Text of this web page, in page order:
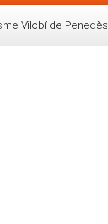
Vilobí de Penedès